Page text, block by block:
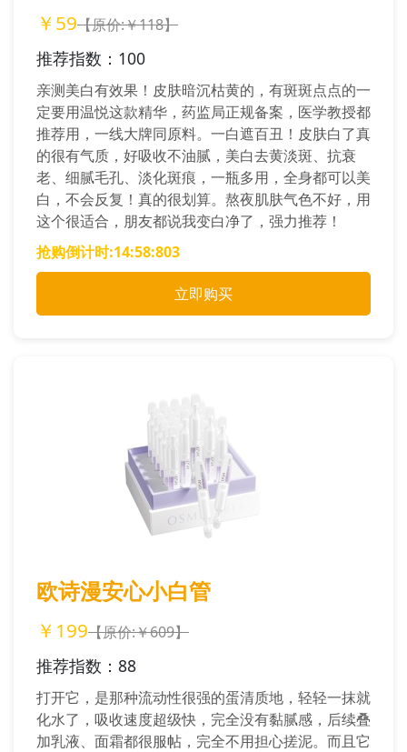
￥59【原价:￥118】
推荐指数：100
亲测美白有效果！皮肤暗沉枯黄的，有斑斑点点的一
定要用温悦这款精华，药监局正规备案，医学教授都
推荐用，一线大牌同原料。一白遮百丑！皮肤白了真
的很有气质，好吸收不油腻，美白去黄淡斑、抗衰
老、细腻毛孔、淡化斑痕，一瓶多用，全身都可以美
白，不会反复！真的很划算。熬夜肌肤气色不好，用
这个很适合，朋友都说我变白净了，强力推荐！
抢购倒计时:14:58:706
立即购买
欧诗漫安心小白管
￥199【原价:￥609】
推荐指数：88
打开它，是那种流动性很强的蛋清质地，轻轻一抹就
化水了，吸收速度超级快，完全没有黏腻感，后续叠
加乳液、面霜都很服帖，完全不用担心搓泥。而且它